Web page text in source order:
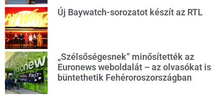
Új Baywatch-sorozatot készít az RTL
„Szélsőségesnek” minősítették az
Euronews weboldalát – az olvasókat is
büntethetik Fehéroroszországban